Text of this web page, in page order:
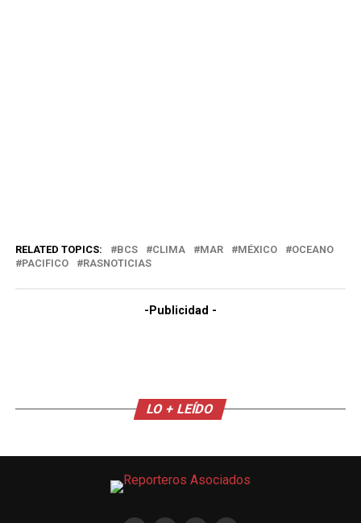
RELATED TOPICS: BCS CLIMA MAR MÉXICO
OCEANO
PACIFICO
RASNOTICIAS
-Publicidad -
LO + LEÍDO